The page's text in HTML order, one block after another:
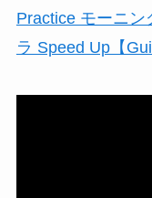
Practice モーニ
ラ Speed Up【